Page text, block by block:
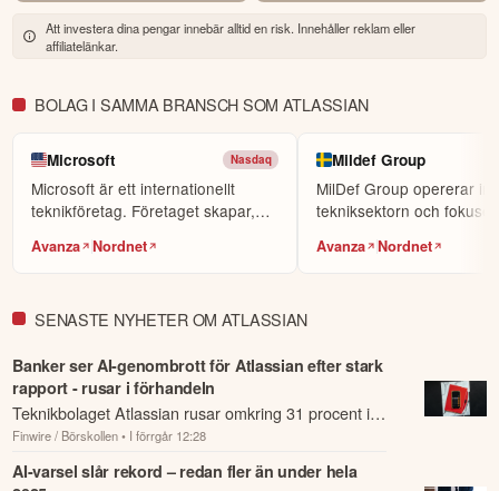
dina investeringar kan gå upp eller ner. Du riskerar ditt kapital.
Att investera dina pengar innebär alltid en risk. Innehåller reklam eller
affiliatelänkar.
BOLAG I SAMMA BRANSCH SOM ATLASSIAN
Microsoft Nasdaq
Microsoft är ett internationellt
teknikföretag. Företaget skapar,
Avanza Nordnet
Mildef Group
MilDef Group opererar
tekniksektorn och
Avanza Nordnet
SENASTE NYHETER OM ATLASSIAN
Banker ser AI-genombrott för Atlassian efter stark
rapport - rusar i förhandeln
Teknikbolaget Atlassian rusar omkring 31 procent i
förhandeln efter en rapport som överträffade
förväntningarna med råge.
Finwire / Börskollen • I förrgår 12:28
AI-varsel slår rekord – redan fler än under hela